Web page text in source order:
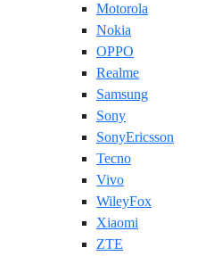
Motorola
Nokia
OPPO
Realme
Samsung
Sony
SonyEricsson
Tecno
Vivo
WileyFox
Xiaomi
ZTE